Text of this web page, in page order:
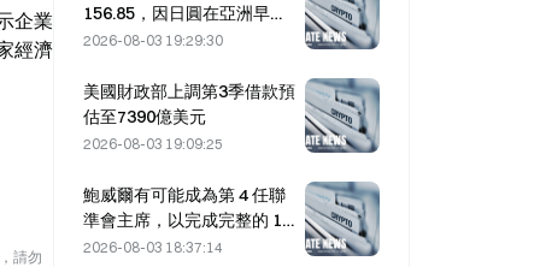
企業
經濟
請勿
156.85，因日圓在亞洲早盤
走強
2026-08-03 19:29:30
美國財政部上調第3季借款預
估至7390億美元
2026-08-03 19:09:25
鮑威爾有可能成為第 4 任聯
準會主席，以完成完整的 14
年任期，前提是他任期延至
2026-08-03 18:37:14